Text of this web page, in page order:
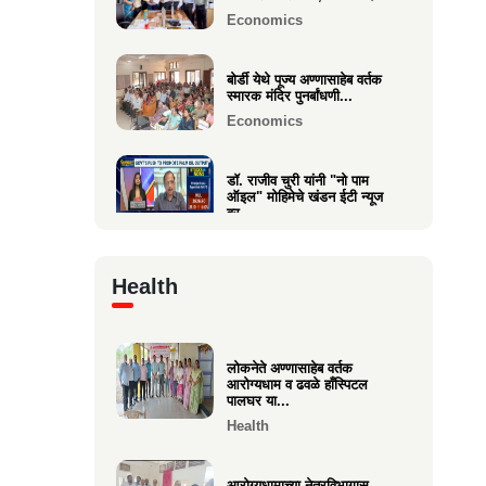
माहीम
Business
Economics
बोर्डी येथे पूज्य अण्णासाहेब वर्तक
स्मारक मंदिर पुनर्बांधणी...
Economics
डॉ. राजीव चुरी यांनी "नो पाम
ऑइल" मोहिमेचे खंडन ईटी न्यूज
वर...
वसई विकास सहकारी बँकेचे
म...
Health
लोकनेते अण्णासाहेब वर्तक
आरोग्यधाम व ढवळे हाँस्पिटल
पालघर या...
Health